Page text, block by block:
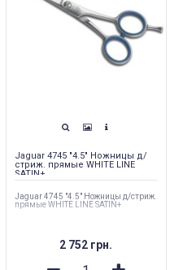
Jaguar 4745 "4.5" Ножницы д/
стриж. прямые WHITE LINE
SATIN+
Jaguar 4745 "4.5" Ножницы д/стриж.
прямые WHITE LINE SATIN+
2 752 грн.